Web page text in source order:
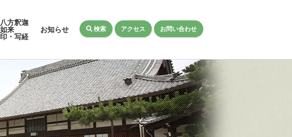
方釈迦
如来
・写経
お知らせ 検索 アクセス お問い合わせ